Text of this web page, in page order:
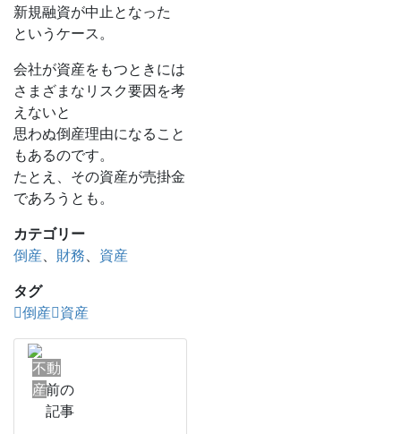
新規融資が中止となった
というケース。
会社が資産をもつときには
さまざまなリスク要因を考
えないと
思わぬ倒産理由になること
もあるのです。
たとえ、その資産が売掛金
であろうとも。
カテゴリー
倒産
財務
資産
タグ
倒産 資産
不動
産前の
記事